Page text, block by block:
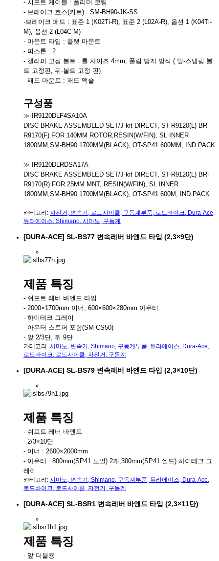
- 시프트 케이블 : 폴리머 코팅
- 브레이크 호스(키트) : SM-BH90-JK-SS
-브레이크 패드 : 표준 1 (K02Ti-R), 표준 2 (L02A-R), 옵션 1 (K04Ti-
M), 옵션 2 (L04C-M)
- 마운트 타입 : 플랫 마운트
- 피스톤 : 2
- 캘리퍼 고정 볼트 : 툴 사이즈 4mm, 풀림 방지 방식 ( 앞-스냅링 볼
트 고정핀, 뒤-볼트 고정 핀)
- 패드 마운트 : 패드 액슬
구성품
≫ IR9120DLF4SA10A
DISC BRAKE ASSEMBLED SET/J-kit DIRECT, ST-R9120(L) BR-
R9170(F) FOR 140MM ROTOR,RESIN(W/FIN), SL INNER
1800MM,SM-BH90 1700MM(BLACK), OT-SP41 600MM, IND.PACK
≫ IR9120DLRDSA17A
DISC BRAKE ASSEMBLED SET/J-kit DIRECT, ST-R9120(L) BR-
R9170(R) FOR 25MM MNT, RESIN(W/FIN), SL INNER
1800MM,SM-BH90 1700MM(BLACK), OT-SP41 600M, IND.PACK
카테고리: 자전거 , 변속기 , 로드사이클, 구동계부품, 로드바이크, Dura-Ace,
듀라에이스, Shimano, 시마노, 구동계
[DURA-ACE] SL-BS77 변속레버 바엔드 타입 (2,3×9단)
제품 특징
- 쉬프트 레버 바엔드 타입
- 2000×1700mm 이너, 600×600×280mm 아우터
- 하이테크 그레이
- 아우터 스토퍼 포함(SM-CS50)
- 앞 2/3단, 뒤 9단
카테고리: 시마노, 변속기 , Shimano, 구동계부품, 듀라에이스, Dura-Ace,
로드바이크, 로드사이클, 자전거 , 구동계
[DURA-ACE] SL-BS79 변속레버 바엔드 타입 (2,3×10단)
제품 특징
- 쉬프트 레버 바엔드
- 2/3×10단
- 이너 : 2600×2000mm
- 아우터 : 800mm(SP41 노멀) 2개,300mm(SP41 씰드) 하이테크 그
레이
카테고리: 시마노, 변속기 , Shimano, 구동계부품, 듀라에이스, Dura-Ace,
로드바이크, 로드사이클, 자전거 , 구동계
[DURA-ACE] SL-BSR1 변속레버 바엔드 타입 (2,3×11단)
제품 특징
- 앞 더블용